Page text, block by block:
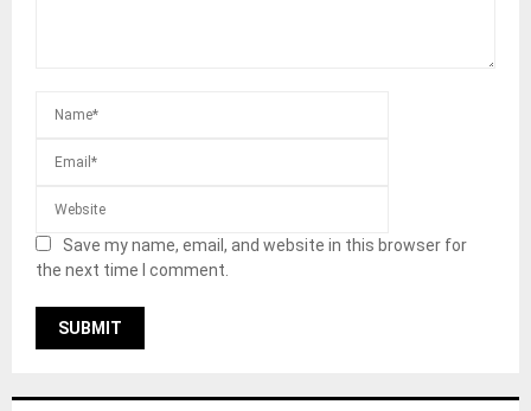
Save my name, email, and website in this browser for
the next time I comment.